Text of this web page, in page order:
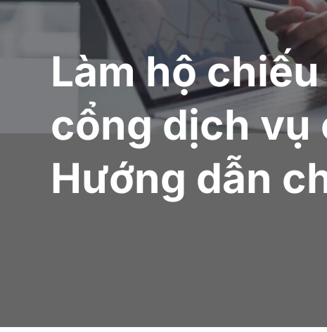
Làm hộ
cổng dịch vụ
Hướng dẫn